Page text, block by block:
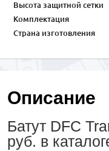
Высота защитной сетки
Комплектация
Страна изготовления
Описание
Батут DFC
руб. в